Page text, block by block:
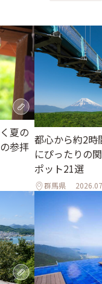
夏の
参拝
都心から約2
にぴったりの
ポット21選
群馬県